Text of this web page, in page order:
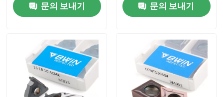
제품
비디오
문의 보내기
문의 보내기